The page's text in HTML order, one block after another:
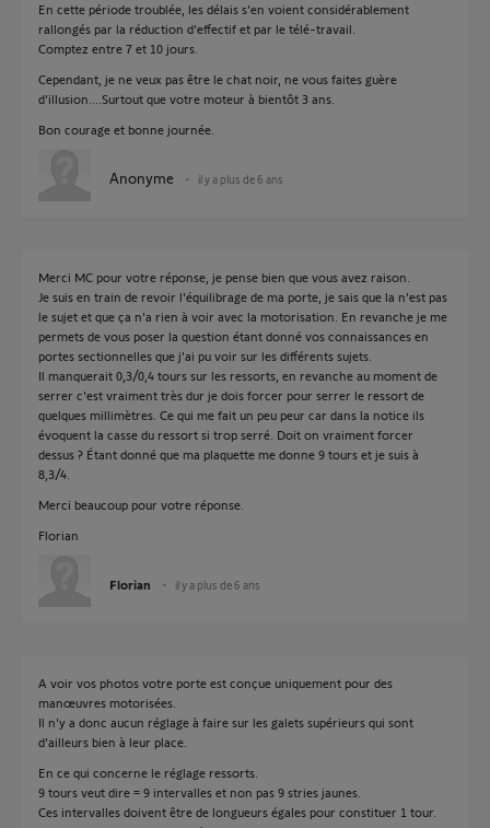
En cette période troublée, les délais s'en voient considérablement
rallongés par la réduction d'effectif et par le télé-travail.
Comptez entre 7 et 10 jours.
Cependant, je ne veux pas être le chat noir, ne vous faites guère
d'illusion....Surtout que votre moteur à bientôt 3 ans.
Bon courage et bonne journée.
Anonyme il y a plus de 6 ans
Merci MC pour votre réponse, je pense bien que vous avez raison.
Je suis en train de revoir l'équilibrage de ma porte, je sais que la n'est pas
le sujet et que ça n'a rien à voir avec la motorisation. En revanche je me
permets de vous poser la question étant donné vos connaissances en
portes sectionnelles que j'ai pu voir sur les différents sujets.
Il manquerait 0,3/0,4 tours sur les ressorts, en revanche au moment de
serrer c'est vraiment très dur je dois forcer pour serrer le ressort de
quelques millimètres. Ce qui me fait un peu peur car dans la notice ils
évoquent la casse du ressort si trop serré. Doit on vraiment forcer
dessus ? Étant donné que ma plaquette me donne 9 tours et je suis à
8,3/4.
Merci beaucoup pour votre réponse.
Florian
Florian il y a plus de 6 ans
A voir vos photos votre porte est conçue uniquement pour des
manœuvres motorisées.
Il n'y a donc aucun réglage à faire sur les galets supérieurs qui sont
d'ailleurs bien à leur place.
En ce qui concerne le réglage ressorts.
9 tours veut dire = 9 intervalles et non pas 9 stries jaunes.
Ces intervalles doivent être de longueurs égales pour constituer 1 tour.